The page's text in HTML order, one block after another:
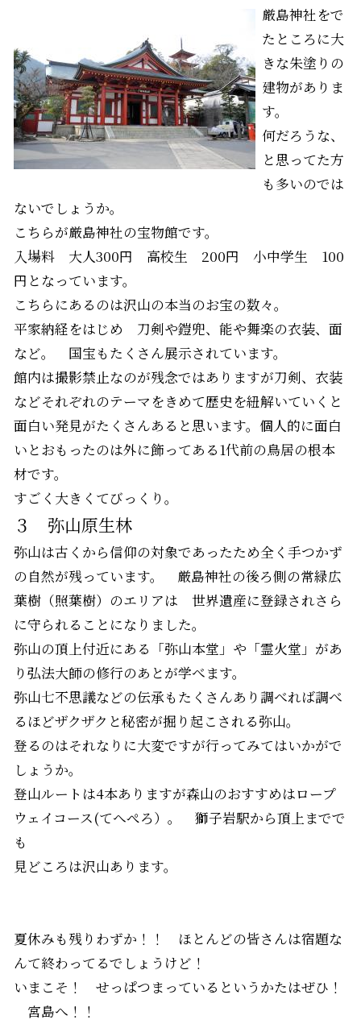
厳島神社をで
たところに大
きな朱塗りの
建物がありま
す。
何だろうな、
と思ってた方
も多いのでは
ないでしょうか。
こちらが厳島神社の宝物館です。
入場料 大人300円 高校生 200円 小中学生 100
円となっています。
こちらにあるのは沢山の本当のお宝の数々。
平家納経をはじめ 刀剣や鎧兜、能や舞楽の衣装、面
など。 国宝もたくさん展示されています。
館内は撮影禁止なのが残念ではありますが刀剣、衣装
などそれぞれのテーマをきめて歴史を紐解いていくと
面白い発見がたくさんあると思います。個人的に面白
いとおもったのは外に飾ってある1代前の鳥居の根本
材です。
すごく大きくてびっくり。
３ 弥山原生林
弥山は古くから信仰の対象であったため全く手つかず
の自然が残っています。 厳島神社の後ろ側の常緑広
葉樹（照葉樹）のエリアは 世界遺産に登録されさら
に守られることになりました。
弥山の頂上付近にある「弥山本堂」や「霊火堂」があ
り弘法大師の修行のあとが学べます。
弥山七不思議などの伝承もたくさんあり調べれば調べ
るほどザクザクと秘密が掘り起こされる弥山。
登るのはそれなりに大変ですが行ってみてはいかがで
しょうか。
登山ルートは4本ありますが森山のおすすめはロープ
ウェイコース(てへぺろ）。 獅子岩駅から頂上までで
も
見どころは沢山あります。
夏休みも残りわずか！！ ほとんどの皆さんは宿題な
んて終わってるでしょうけど！
いまこそ！ せっぱつまっているというかたはぜひ！
宮島へ！！